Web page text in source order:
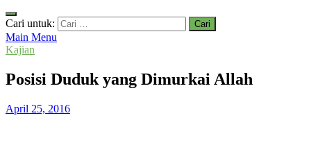
Cari untuk:
Main Menu
Kajian
Posisi Duduk yang Dimurkai Allah
April 25, 2016